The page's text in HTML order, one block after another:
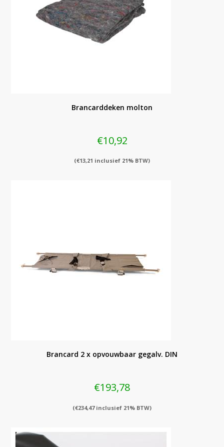
Brancarddeken molton
€10,92
(€13,21 inclusief 21% BTW)
Brancard 2 x opvouwbaar gegalv. DIN
€193,78
(€234,47inclusief 21% BTW)